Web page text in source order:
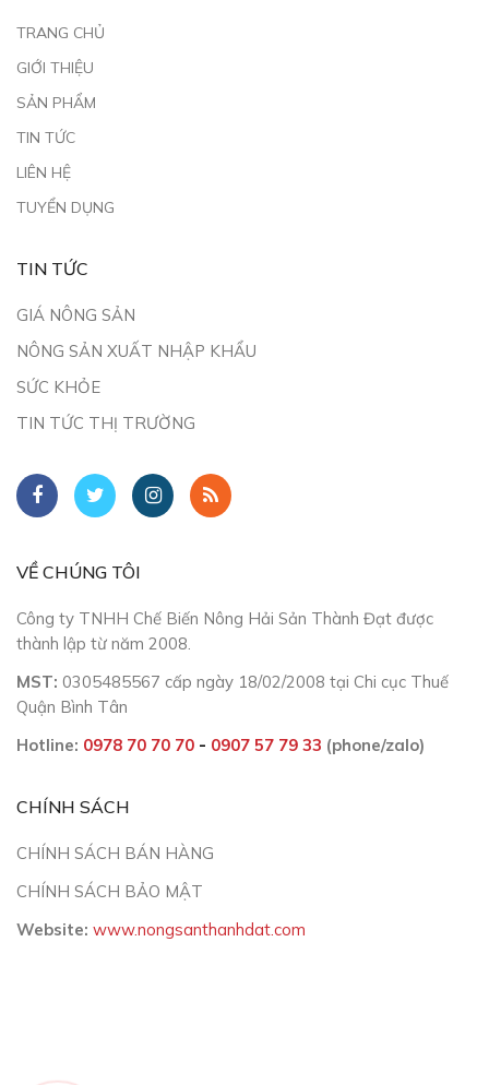
TRANG CHỦ
GIỚI THIỆU
SẢN PHẨM
TIN TỨC
LIÊN HỆ
TUYỂN DỤNG
TIN TỨC
GIÁ NÔNG SẢN
NÔNG SẢN XUẤT NHẬP KHẨU
SỨC KHỎE
TIN TỨC THỊ TRƯỜNG
VỀ CHÚNG TÔI
Công ty TNHH Chế Biến Nông Hải Sản Thành Đạt được
thành lập từ năm 2008.
MST: 0305485567 cấp ngày 18/02/2008 tại Chi cục Thuế
Quận Bình Tân
Hotline: 0978 70 70 70 - 0907 57 79 33 (phone/zalo)
CHÍNH SÁCH
CHÍNH SÁCH BÁN HÀNG
CHÍNH SÁCH BẢO MẬT
Website: www.nongsanthanhdat.com